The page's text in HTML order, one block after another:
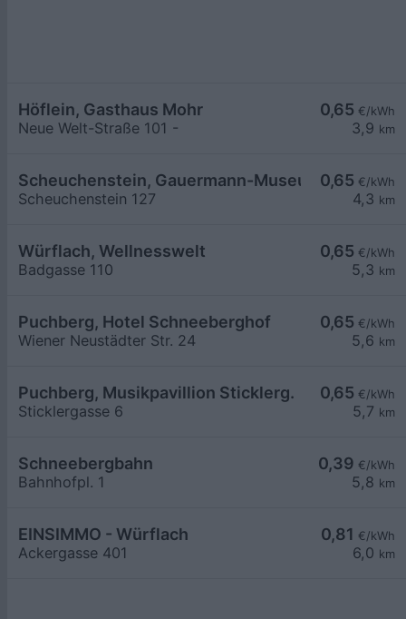
0,65 €/kWh
3,9 km
Höflein, Gasthaus Mohr
Neue Welt-Straße 101 -
0,65 €/kWh
4,3 km
Scheuchenstein, Gauermann-Museum
Scheuchenstein 127
0,65 €/kWh
5,3 km
Würflach, Wellnesswelt
Badgasse 110
0,65 €/kWh
5,6 km
Puchberg, Hotel Schneeberghof
Wiener Neustädter Str. 24
0,65 €/kWh
5,7 km
Puchberg, Musikpavillion Sticklerg.
Sticklergasse 6
0,39 €/kWh
5,8 km
Schneebergbahn
Bahnhofpl. 1
0,81 €/kWh
6,0 km
EINSIMMO - Würflach
Ackergasse 401